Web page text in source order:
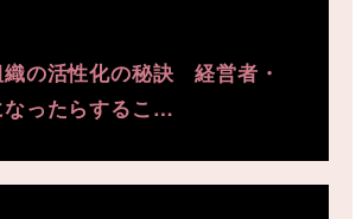
の活性化の秘訣 経営者・
なったらするこ…